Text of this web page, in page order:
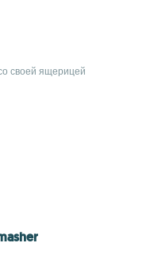
своей ящерицей